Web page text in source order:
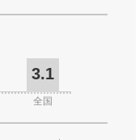
3.1
全国